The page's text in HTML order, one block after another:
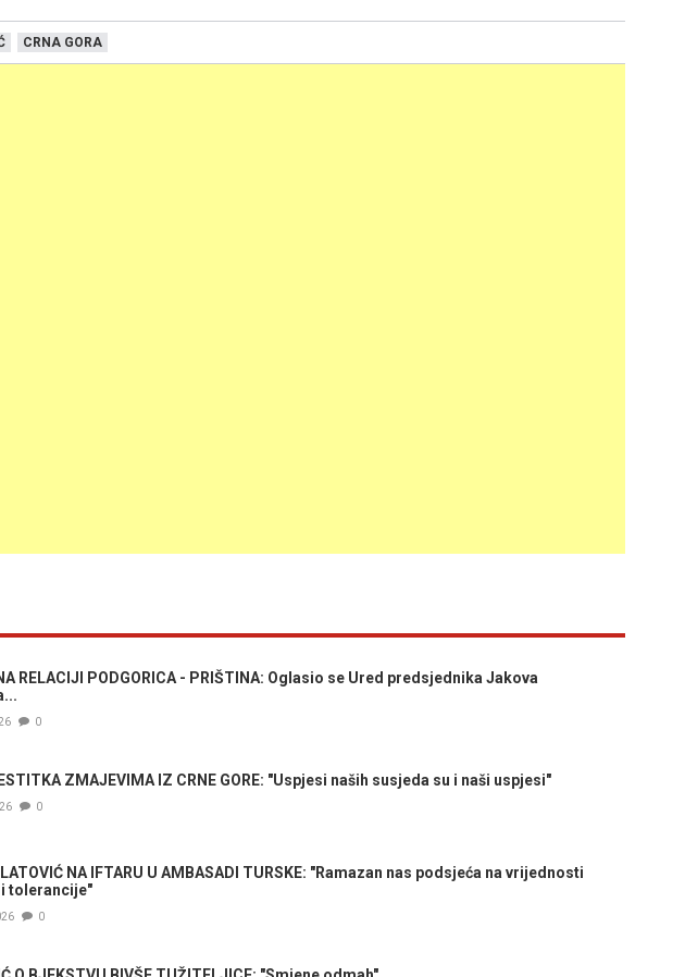
CRNA GORA
RELACIJI PODGORICA - PRIŠTINA: Oglasio se Ured predsjednika Jakova
0
ZMAJEVIMA IZ CRNE GORE: "Uspjesi naših susjeda su i naši uspjesi"
0
NA IFTARU U AMBASADI TURSKE: "Ramazan nas podsjeća na vrijednosti
tolerancije"
0